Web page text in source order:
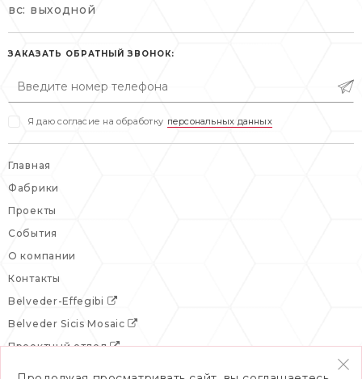
пн-пт: 10:00-20:00
сб, вс: выходной
пн-пт: 10:00-19:00
сб: выходной
вс: выходной
ЗАКАЗАТЬ ОБРАТНЫЙ ЗВОНОК:
Я даю согласие на обработку персональных данных
Главная
Фабрики
Проекты
События
О компании
Контакты
Belveder-Effegibi
Belveder Sicis Mosaic
Проектный отдел